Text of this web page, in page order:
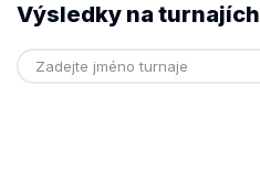
Výsledky na turnajích